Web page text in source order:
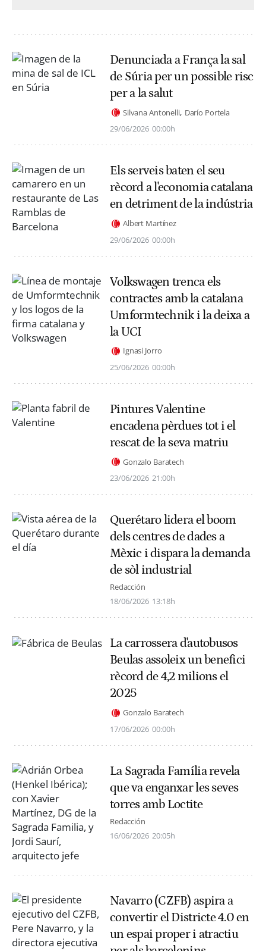
Denunciada a França la sal
de Súria per un possible risc
per a la salut
Silvana Antonelli Darío Portela
29/06/2026 00:00h
Els serveis baten el seu
rècord a l'economia catalana
en detriment de la indústria
Albert Martínez
29/06/2026 00:00h
Volkswagen trenca els
contractes amb la catalana
Umformtechnik i la deixa a
la UCI
Ignasi Jorro
25/06/2026 00:00h
Pintures Valentine
encadena pèrdues tot i el
rescat de la seva matriu
Gonzalo Baratech
23/06/2026 21:00h
Querétaro lidera el boom
dels centres de dades a
Mèxic i dispara la demanda
de sòl industrial
Redacción
18/06/2026 13:18h
La carrossera d'autobusos
Beulas assoleix un benefici
rècord de 4,2 milions el
2025
Gonzalo Baratech
17/06/2026 00:00h
La Sagrada Família revela
que va enganxar les seves
torres amb Loctite
Redacción
16/06/2026 20:05h
Navarro (CZFB) aspira a
convertir el Districte 4.0 en
un espai proper i atractiu